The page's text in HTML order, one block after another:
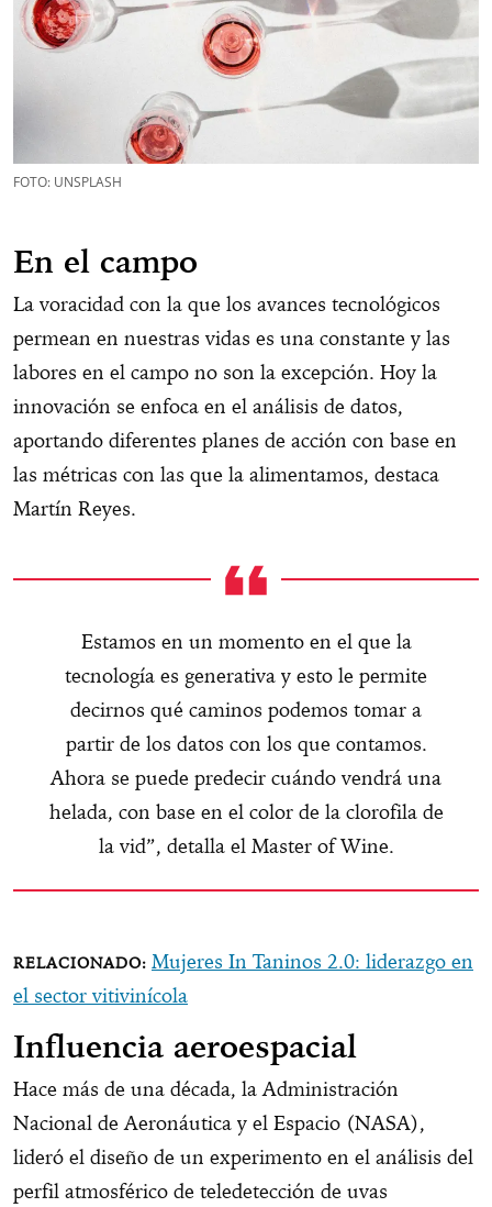
FOTO: UNSPLASH
En el campo
La voracidad con la que los avances tecnológicos
permean en nuestras vidas es una constante y las
labores en el campo no son la excepción. Hoy la
innovación se enfoca en el análisis de datos,
aportando diferentes planes de acción con base en
las métricas con las que la alimentamos, destaca
Martín Reyes.
Estamos en un momento en el que la
tecnología es generativa y esto le permite
decirnos qué caminos podemos tomar a
partir de los datos con los que contamos.
Ahora se puede predecir cuándo vendrá una
helada, con base en el color de la clorofila de
la vid”, detalla el Master of Wine.
Mujeres In Taninos 2.0: liderazgo en
el sector vitivinícola
Influencia aeroespacial
Hace más de una década, la Administración
Nacional de Aeronáutica y el Espacio (NASA),
lideró el diseño de un experimento en el análisis del
perfil atmosférico de teledetección de uvas